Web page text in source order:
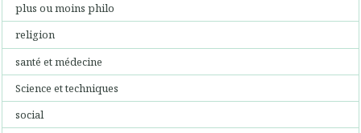
plus ou moins philo
religion
santé et médecine
Science et techniques
social